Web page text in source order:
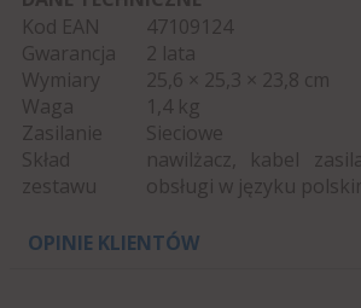
Kod EAN
47109124
Gwarancja
2 lata
Wymiary
25,6 × 25,3 × 23,8 cm
Waga
1,4 kg
Zasilanie
Sieciowe
Skład
zestawu
nawilżacz, kabel
obsługi w języku
OPINIE KLIENTÓW